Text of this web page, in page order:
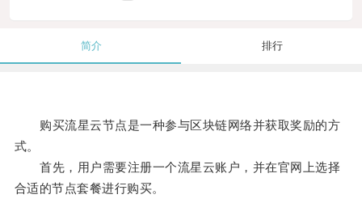
简介 排行
购买流星云节点是一种参与区块链网络并获取奖励的方
式。
首先，用户需要注册一个流星云账户，并在官网上选择
合适的节点套餐进行购买。